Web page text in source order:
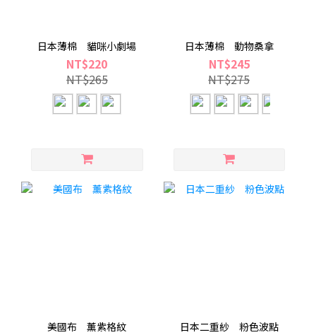
日本薄棉 貓咪小劇場
NT$220
NT$265
日本薄棉 動物桑拿
NT$245
NT$275
美國布 薰紫格紋 日本二重紗 粉色波點